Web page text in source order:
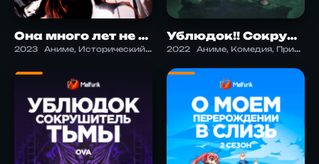
Она много лет не была главной героиней
2023 Аниме, Исторический, Приключения, Экшен
Ублюдок!! Сокрушитель тьмы. Часть 2 ONA
2022 Аниме, Комедия, Приключения, Фэнтези, Этти, Экшен